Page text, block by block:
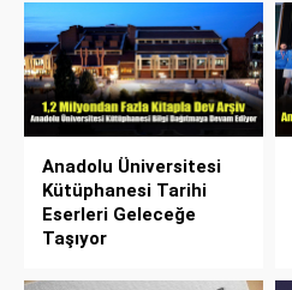
Anadolu Üniversitesi
Kütüphanesi Tarihi
Eserleri Geleceğe
Taşıyor